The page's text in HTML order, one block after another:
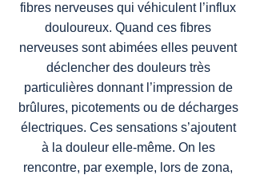
fibres nerveuses qui véhiculent l’influx
douloureux. Quand ces fibres
nerveuses sont abimées elles peuvent
déclencher des douleurs très
particulières donnant l’impression de
brûlures, picotements ou de décharges
électriques. Ces sensations s’ajoutent
à la douleur elle-même. On les
rencontre, par exemple, lors de zona,